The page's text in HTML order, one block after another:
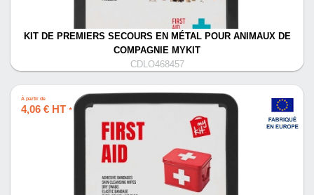
KIT DE PREMIERS SECOURS EN MÉTAL POUR ANIMAUX DE
COMPAGNIE MYKIT
CDLO468457
À partir de
4,06 € HT *